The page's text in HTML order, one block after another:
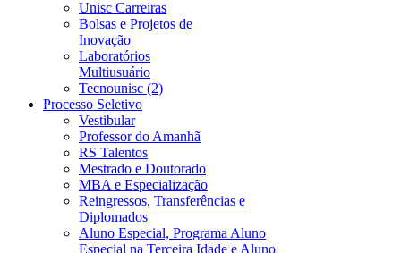
Unisc Carreiras
Bolsas e Projetos de
Inovação
Laboratórios
Multiusuário
Tecnounisc (2)
Processo Seletivo
Vestibular
Professor do Amanhã
RS Talentos
Mestrado e Doutorado
MBA e Especialização
Reingressos, Transferências e
Diplomados
Aluno Especial, Programa Aluno
Especial na Terceira Idade e Aluno